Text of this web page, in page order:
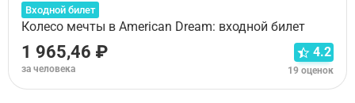
Входной билет
Колесо мечты в American Dream: входной билет
1 965,46 ₽
за человека
4.2
19 оценок